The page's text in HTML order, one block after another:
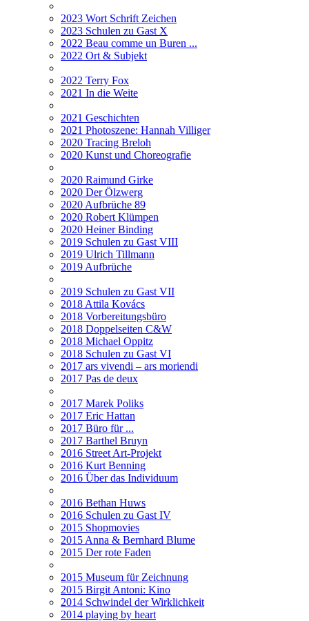
2023 Wort Schrift Zeichen
2023 Schulen zu Gast X
2022 Beau comme un Buren ...
2022 Ort & Subjekt
2022 Terry Fox
2021 In die Weite
2021 Geschichten
2021 Photoszene: Hannah Villiger
2020 Tracing Breloh
2020 Kunst und Choreografie
2020 Raimund Girke
2020 Der Ölzwerg
2020 Aufbrüche 89
2020 Robert Klümpen
2020 Heiner Binding
2019 Schulen zu Gast VIII
2019 Ulrich Tillmann
2019 Aufbrüche
2019 Schulen zu Gast VII
2018 Attila Kovács
2018 Vorbereitungsbüro
2018 Doppelseiten C&W
2018 Michael Oppitz
2018 Schulen zu Gast VI
2017 ars vivendi – ars moriendi
2017 Pas de deux
2017 Marek Poliks
2017 Eric Hattan
2017 Büro für ...
2017 Barthel Bruyn
2016 Street Art-Projekt
2016 Kurt Benning
2016 Über das Individuum
2016 Bethan Huws
2016 Schulen zu Gast IV
2015 Shopmovies
2015 Anna & Bernhard Blume
2015 Der rote Faden
2015 Museum für Zeichnung
2015 Birgit Antoni: Kino
2014 Schwindel der Wirklichkeit
2014 playing by heart